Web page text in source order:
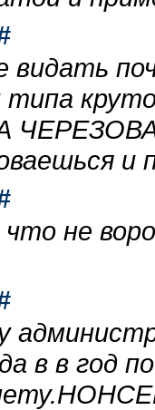
видать
не
в в год